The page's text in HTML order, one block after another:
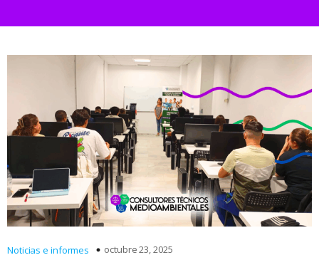
Noticias e informes octubre 23, 2025